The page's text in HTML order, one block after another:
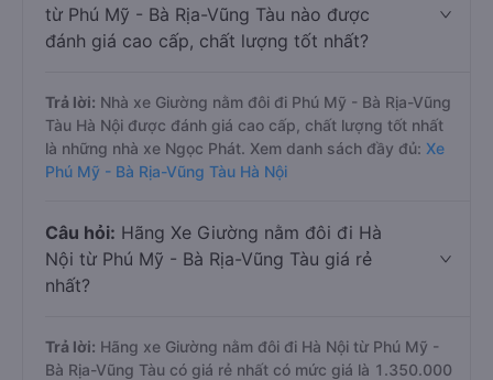
từ Phú Mỹ - Bà Rịa-Vũng Tàu nào được
đánh giá cao cấp, chất lượng tốt nhất?
Trả lời: Nhà xe Giường nằm đôi đi Phú Mỹ - Bà Rịa-Vũng
Tàu Hà Nội được đánh giá cao cấp, chất lượng tốt nhất
là những nhà xe Ngọc Phát. Xem danh sách đầy đủ: Xe
Phú Mỹ - Bà Rịa-Vũng Tàu Hà Nội
Câu hỏi: Hãng Xe Giường nằm đôi đi Hà
Nội từ Phú Mỹ - Bà Rịa-Vũng Tàu giá rẻ
nhất?
Trả lời: Hãng xe Giường nằm đôi đi Hà Nội từ Phú Mỹ -
Bà Rịa-Vũng Tàu có giá rẻ nhất có mức giá là 1.350.000